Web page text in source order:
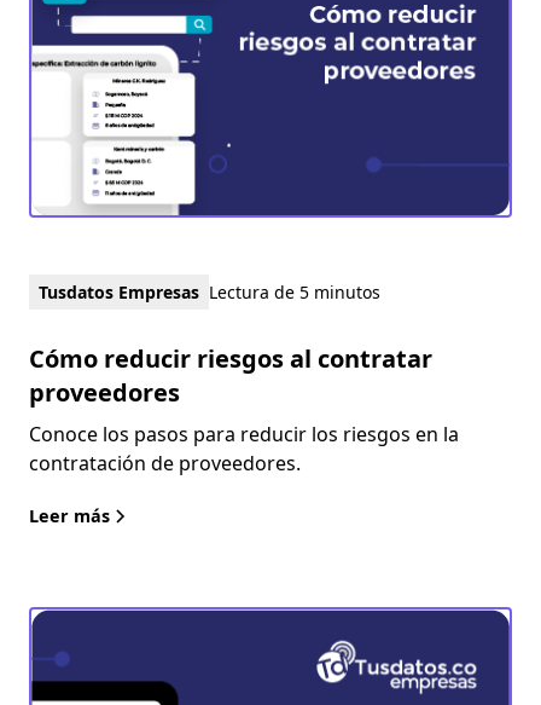
Tusdatos Empresas Lectura de 5 minutos
Cómo reducir riesgos al contratar
proveedores
Conoce los pasos para reducir los riesgos en la
contratación de proveedores.
Leer más